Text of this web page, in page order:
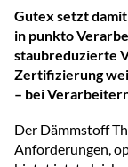
Gutex setzt
in punkto
staubreduzierte
Zertifizierung
– bei
Der Dämmstoff
Anforderungen,